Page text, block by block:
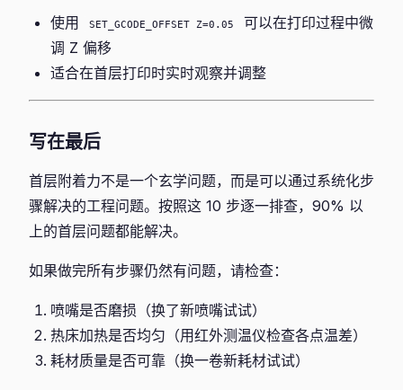
使用 SET_GCODE_OFFSET Z=0.05
可以在打印过程中微
调 Z 偏移
适合在首层打印时实时观察并调整
写在最后
首层附着力不是一个玄学问题，而是可以通过系统化步
骤解决的工程问题。按照这 10 步逐一排查，90% 以
上的首层问题都能解决。
如果做完所有步骤仍然有问题，请检查：
喷嘴是否磨损（换了新喷嘴试试）
热床加热是否均匀（用红外测温仪检查各点温差）
耗材质量是否可靠（换一卷新耗材试试）